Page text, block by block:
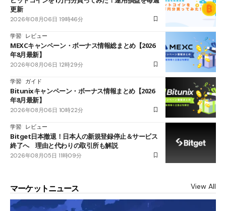
更新
2026年08月06日 19時46分
学習 レビュー
MEXCキャンペーン・ボーナス情報総まとめ【2026
年8月最新】
2026年08月06日 12時29分
学習 ガイド
Bitunixキャンペーン・ボーナス情報まとめ【2026
年8月最新】
2026年08月06日 10時22分
学習 レビュー
Bitget日本撤退！日本人の新規登録停止＆サービス
終了へ 理由と代わりの取引所も解説
2026年08月05日 11時09分
マーケットニュース View All